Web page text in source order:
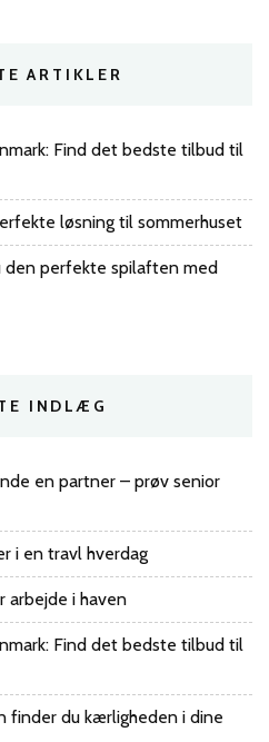
ARTIKLER
Find det bedste tilbud til
løsning til sommerhuset
den perfekte spilaften med
INDLÆG
en partner – prøv senior
i en travl hverdag
arbejde i haven
Find det bedste tilbud til
finder du kærligheden i dine